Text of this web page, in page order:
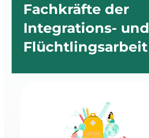
Fachkräfte der
Integrations- und
Flüchtlingsarbeit